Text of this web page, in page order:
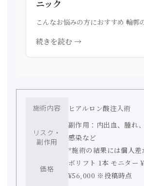
ニック
こんなお悩みの方におすすめ 輪郭
続きを読む →
施術内容 ヒアルロン酸注入術
リスク・
副作用
副作用：内出血、腫れ
感染など
*施術の結果には個人差
価格
ボリフト 1本 モニター
¥56,000 ※投稿時点